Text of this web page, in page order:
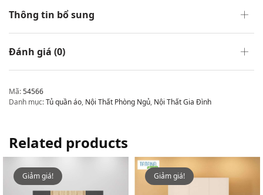
Thông tin bổ sung
Đánh giá (0)
Mã:54566
Danh mục:Tủ quần áo, Nội Thất Phòng Ngủ, Nội Thất Gia Đình
Related products
Giảm giá! Giảm giá!